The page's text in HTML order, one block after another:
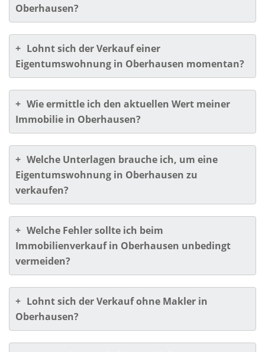
Oberhausen?
+ Lohnt sich der Verkauf einer
Eigentumswohnung in Oberhausen momentan?
+ Wie ermittle ich den aktuellen Wert meiner
Immobilie in Oberhausen?
+ Welche Unterlagen brauche ich, um eine
Eigentumswohnung in Oberhausen zu
verkaufen?
+ Welche Fehler sollte ich beim
Immobilienverkauf in Oberhausen unbedingt
vermeiden?
+ Lohnt sich der Verkauf ohne Makler in
Oberhausen?